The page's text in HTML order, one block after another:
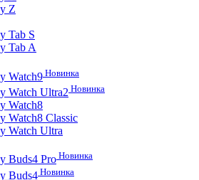
Z
Tab S
Tab A
Watch9 Новинка
Watch Ultra2 Новинка
Watch8
Watch8 Classic
Watch Ultra
Buds4 Pro Новинка
Buds4 Новинка